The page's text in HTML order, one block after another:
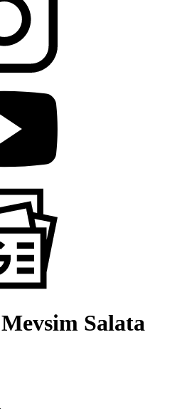
Salata